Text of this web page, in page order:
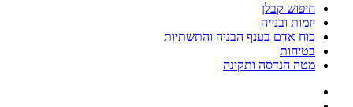
חיפוש קבלן
יזמות ובנייה
כוח אדם בענף הבניה והתשתיות
בטיחות
מטה הנדסה ותקינה